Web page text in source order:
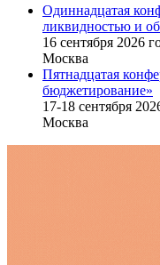
Одиннадцатая
ликвидностью и
16 cентября 2026
Москва
Пятнадцатая
бюджетирование»
17-18 сентября
Москва